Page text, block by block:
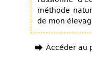
méthode
de mon
Accéder au